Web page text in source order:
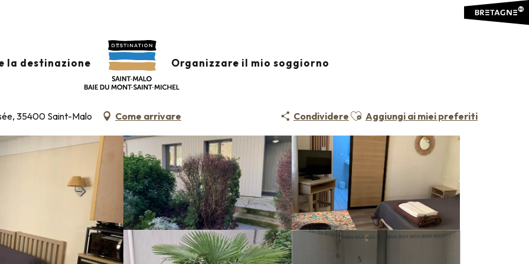
la destinazione Organizzare il mio soggiorno
- STUDIO PMR 002
35400 Saint-Malo Come arrivare Condividere Ajouter aux favoris
Aggiungi ai miei preferiti